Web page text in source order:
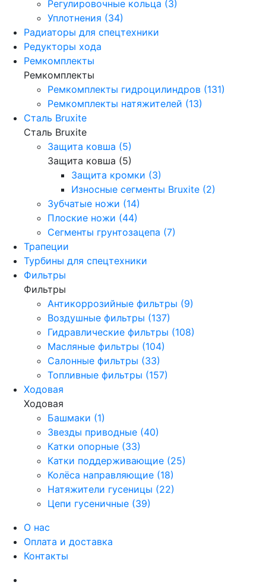
Регулировочные кольца (3)
Уплотнения (34)
Радиаторы для спецтехники
Редукторы хода
Ремкомплекты
Ремкомплекты
Ремкомплекты гидроцилиндров (131)
Ремкомплекты натяжителей (13)
Сталь Bruxite
Сталь Bruxite
Защита ковша (5)
Защита ковша (5)
Защита кромки (3)
Износные сегменты Bruxite (2)
Зубчатые ножи (14)
Плоские ножи (44)
Сегменты грунтозацепа (7)
Трапеции
Турбины для спецтехники
Фильтры
Фильтры
Антикоррозийные фильтры (9)
Воздушные фильтры (137)
Гидравлические фильтры (108)
Масляные фильтры (104)
Салонные фильтры (33)
Топливные фильтры (157)
Ходовая
Ходовая
Башмаки (1)
Звезды приводные (40)
Катки опорные (33)
Катки поддерживающие (25)
Колёса направляющие (18)
Натяжители гусеницы (22)
Цепи гусеничные (39)
О нас
Оплата и доставка
Контакты